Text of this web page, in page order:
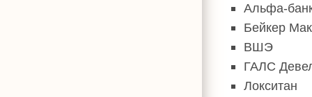
Альфа-
Бейкер
ВШЭ
ГАЛС
Локситан